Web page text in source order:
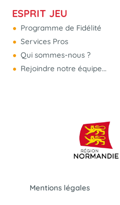
ESPRIT JEU
Programme de Fidélité
Services Pros
Qui sommes-nous ?
Rejoindre notre équipe...
Mentions légales